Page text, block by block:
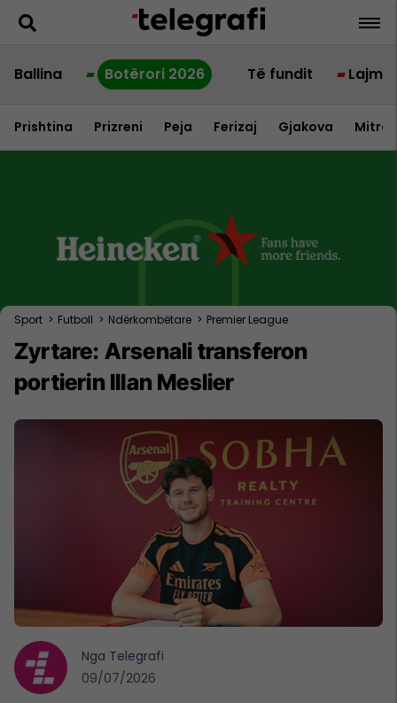
Ballina Botërori 2026 Të fundit Lajme
Prishtina Prizreni Peja Ferizaj Gjakova
Sport > Futboll > Ndërkombëtare > Premier League
Zyrtare: Arsenali transferon
portierin Illan Meslier
Nga Telegrafi
09/07/2026